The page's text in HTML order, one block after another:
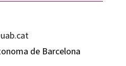
de Barcelona